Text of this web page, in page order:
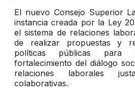
El nuevo Consejo Superior
instancia creada por la Ley
el sistema de relaciones
de realizar propuestas y
políticas públicas
fortalecimiento del diálogo
relaciones laborales
colaborativas.